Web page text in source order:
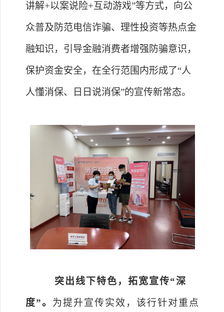
讲解+以案说险+互动游戏”等方式， 向公
众普及防范电信诈骗、理性投资等热点金
融知识， 引导金融消费者增强防骗意识，
保护资金安全， 在全行范围内形成了“人
人懂消保、日日说消保”的宣传新常态。
突出线下特色，拓宽宣传“深
度”。 为提升宣传实效， 该行针对重点